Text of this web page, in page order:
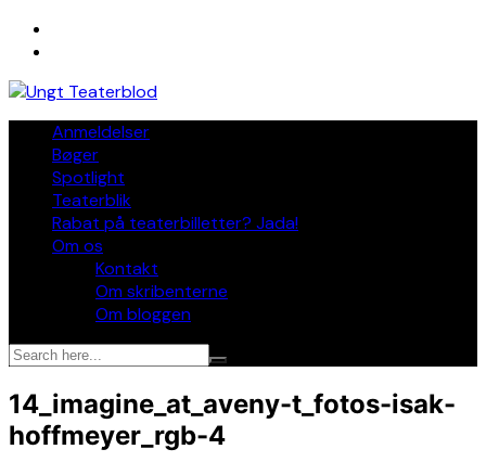
Skip
Anmeldelser
Bøger
Spotlight
Teaterblik
Rabat på teaterbilletter? Jada!
Om os
Kontakt
Om skribenterne
Om bloggen
14_imagine_at_aveny-t_fotos-isak-
hoffmeyer_rgb-4